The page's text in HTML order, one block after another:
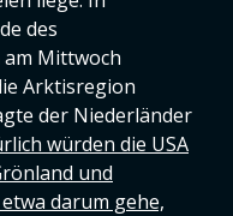
des
Mittwoch
Arktisregion
der Niederländer
würden die USA
und
darum gehe,